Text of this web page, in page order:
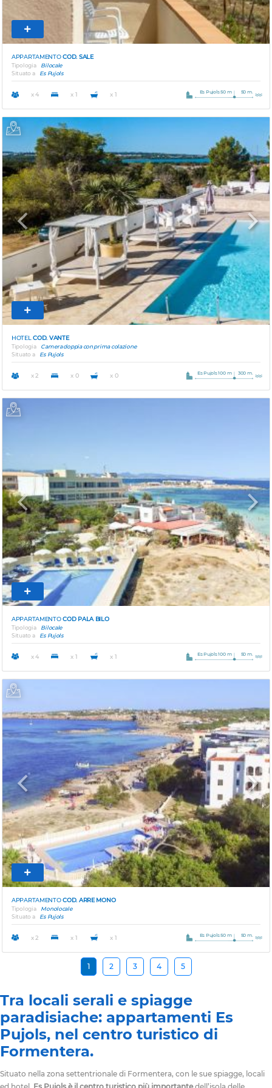
APPARTAMENTOCOD. SALE
Tipologia
Bilocale
Situato a
Es Pujols
x 4 x 1 x 1 Es Pujols 50 m 50 m.
Previous Next
HOTELCOD. VANTE
Tipologia
Camera doppia con prima colazione
Situato a
Es Pujols
x 2 x 0 x 0 Es Pujols 100 m 300 m.
Previous Next
APPARTAMENTOCOD PALA BILO
Tipologia
Bilocale
Situato a
Es Pujols
x 4 x 1 x 1 Es Pujols 100 m 50 m.
Previous Next
APPARTAMENTOCOD. ARRE MONO
Tipologia
Monolocale
Situato a
Es Pujols
x 2 x 1 x 1 Es Pujols 50 m 50 m.
1 2 3 4 5
Tra locali serali e spiagge
paradisiache: appartamenti Es
Pujols, nel centro turistico di
Formentera.
Situato nella zona settentrionale di Formentera, con le sue spiagge, locali
ed hotel, Es Pujols è il centro turistico più importantedell’isola delle